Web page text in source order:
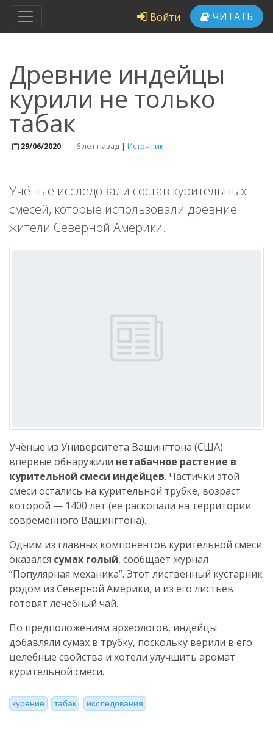
Войти ЧИТАТЬ
Древние индейцы
курили не только
табак
29/06/2020 —6 лет назад | Источник
Учёные исследовали состав курительных
смесей, которые использовали древние
жители Северной Америки.
Учёные из Университета Вашингтона (США)
впервые обнаружили нетабачное растение в
курительной смеси индейцев. Частички этой
смеси остались на курительной трубке, возраст
которой — 1400 лет (её раскопали на территории
современного Вашингтона).
Одним из главных компонентов курительной смеси
оказался сумах голый, сообщает журнал
“Популярная механика”. Этот лиственный кустарник
родом из Северной Америки, и из его листьев
готовят лечебный чай.
По предположениям археологов, индейцы
добавляли сумах в трубку, поскольку верили в его
целебные свойства и хотели улучшить аромат
курительной смеси.
курение табак исследования